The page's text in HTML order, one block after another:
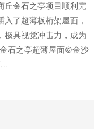
丘金石之亭项目顺利完
了超薄板桁架屋面，
极具视觉冲击力，成为
石之亭超薄屋面©金沙